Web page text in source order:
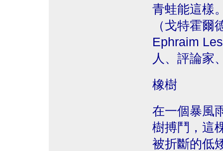
青蛙能這樣
（戈特霍爾
Ephraim
人、評論家
橡樹
在一個暴風
樹搏鬥，這
被折斷的低